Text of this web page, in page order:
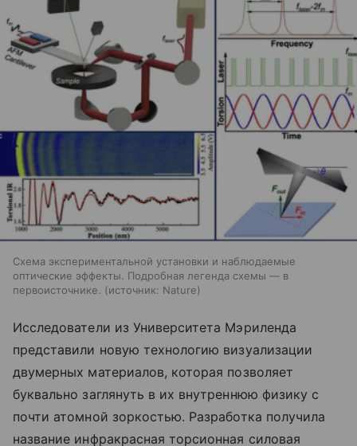
Схема экспериментальной установки и наблюдаемые
оптические эффекты. Подробная легенда схемы — в
первоисточнике.
источник: Nature
Исследователи из Университета Мэриленда
представили новую технологию визуализации
двумерных материалов, которая позволяет
буквально заглянуть в их внутреннюю физику с
почти атомной зоркостью. Разработка получила
название инфракрасная торсионная силовая